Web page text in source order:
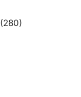
(280)